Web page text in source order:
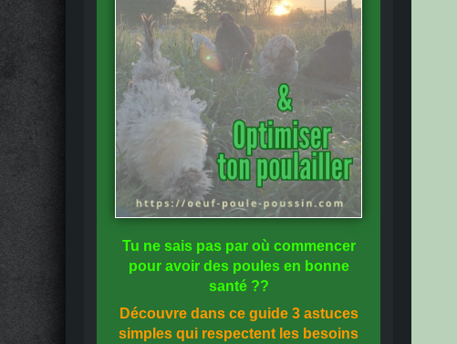
Tu ne sais pas par où commencer
pour avoir des poules en bonne
santé??
Découvre dans ce guide 3 astuces
simples qui respectent les besoins